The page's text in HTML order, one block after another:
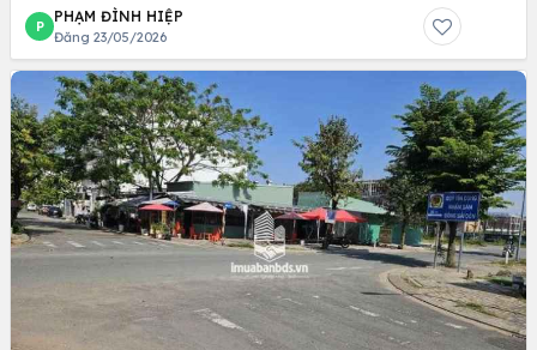
P
PHẠM ĐÌNH HIỆP
Đăng 23/05/2026